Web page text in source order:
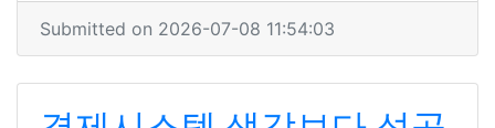
Submitted on 2026-07-08 11:54:03